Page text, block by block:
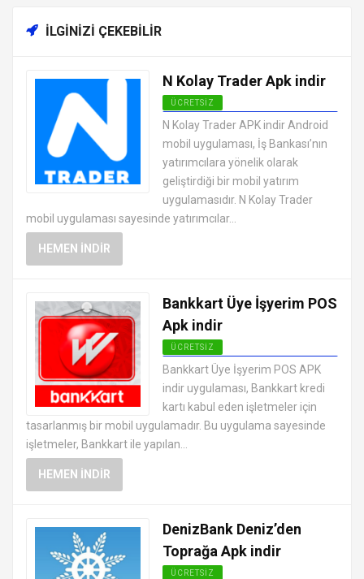
İLGINIZI ÇEKEBILIR
N Kolay Trader Apk indir
ÜCRETSIZ
ANDROID FINANS UYGULAMALARI
APK
N Kolay Trader APK indir Android
mobil uygulaması, İş Bankası’nın
yatırımcılara yönelik olarak
geliştirdiği bir mobil yatırım
uygulamasıdır. N Kolay Trader
mobil uygulaması sayesinde yatırımcılar...
HEMEN İNDIR
Bankkart Üye İşyerim POS
Apk indir
ÜCRETSIZ
ANDROID FINANS UYGULAMALARI
APK
Bankkart Üye İşyerim POS APK
indir uygulaması, Bankkart kredi
kartı kabul eden işletmeler için
tasarlanmış bir mobil uygulamadır. Bu uygulama sayesinde
işletmeler, Bankkart ile yapılan...
HEMEN İNDIR
DenizBank Deniz’den
Toprağa Apk indir
ÜCRETSIZ